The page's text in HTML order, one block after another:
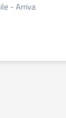
- Arriva